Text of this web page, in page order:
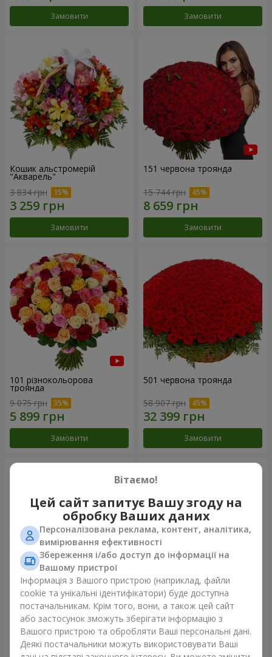
Замовити Замовити
Кошик альстромерій
"Акварель"
3 834 грн
Замовити
151 червона троянда
15 744 грн
Замовити
101 різнокольорова
троянда
9 075 грн
Замовити
501 червона троянда
58 907 грн
Замовити
Композиція "Ти + Я"
54 718 грн
Замовити
101 біла троянда
7 374 грн
Замовити
Вітаємо!
Цей сайт запитує Вашу згоду на
обробку Ваших даних
Персоналізована реклама, контент, аналітика,
вимірювання ефективності
Збереження і/або доступ до інформації на
Вашому пристрої
Інформація з Вашого пристрою (наприклад, файли
cookie та унікальні ідентифікатори) буде доступна
постачальникам. Крім того, вони, а також цей сайт
або застосунок зможуть зберігати інформацію з
Вашого пристрою та обробляти Ваші персональні дані.
Деякі постачальники можуть використовувати Ваші